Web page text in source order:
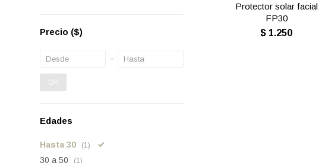
Protector solar facial
FP30
$ 1.250
Precio ($)
OK
Edades
Hasta 30 (1)
30 a 50 (1)